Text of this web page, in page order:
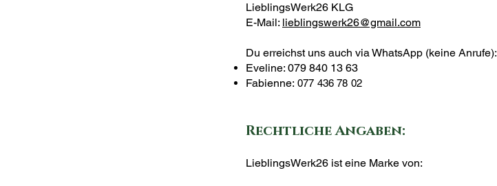
LieblingsWerk26 KLG
​E-Mail: lieblingswerk26@gmail.com
Du erreichst uns auch via WhatsApp (keine Anrufe):
Eveline: 079 840 13 63
Fabienne: 077 436 78 02
Rechtliche Angaben:
LieblingsWerk26 ist eine Marke von: